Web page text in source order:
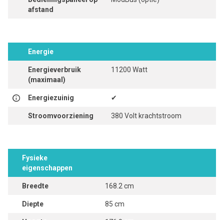
afstand
Energie
Energieverbruik
(maximaal)
11200 Watt
Energiezuinig ✔
Stroomvoorziening 380 Volt krachtstroom
Fysieke
eigenschappen
Breedte 168.2 cm
Diepte 85 cm